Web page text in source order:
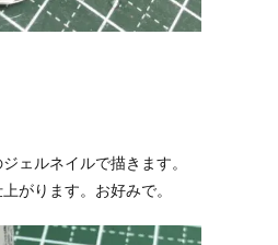
ェルネイルで描きます。
がります。お好みで。